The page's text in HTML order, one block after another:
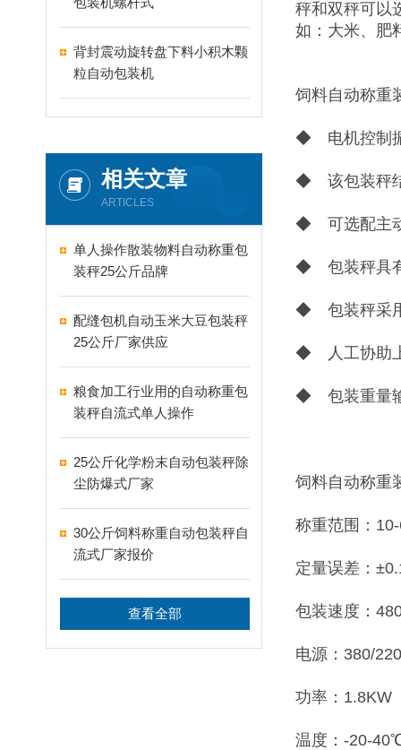
背封震动旋转盘下料小积木颗
粒自动包装机
相关文章
ARTICLES
单人操作散装物料自动称重包
装秤25公斤品牌
配缝包机自动玉米大豆包装秤
25公斤厂家供应
粮食加工行业用的自动称重包
装秤自流式单人操作
25公斤化学粉末自动包装秤除
尘防爆式厂家
30公斤饲料称重自动包装秤自
流式厂家报价
查看全部
秤和双秤可以
如：大米、肥
饲料自动称重
◆ 电机控制振
◆ 该包装秤结
◆ 可选配主动
◆ 包装秤具有
◆ 包装秤采用
◆ 人工协助上
◆ 包装重量输
饲料自动称重
称重范围：
定量误差：
包装速度：
电源：380/
功率：1.8KW
温度：-20-